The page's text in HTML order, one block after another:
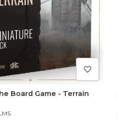
Board Game - Terrain